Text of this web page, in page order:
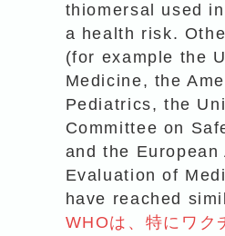
thiomersal used
a health risk.
(for example the
Medicine, the
Pediatrics, the
Committee on
and the
Evaluation of
have reached
WHOは、特にワク